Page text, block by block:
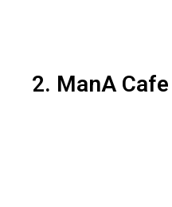
2. ManA